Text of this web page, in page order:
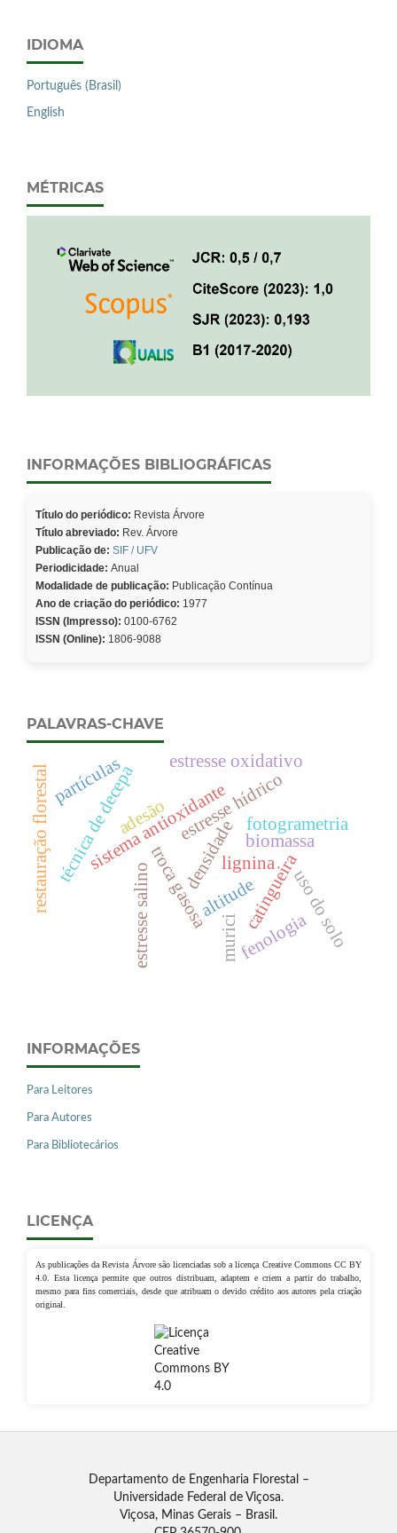
IDIOMA
Português (Brasil)
English
MÉTRICAS
INFORMAÇÕES BIBLIOGRÁFICAS
Título do periódico: Revista Árvore
Título abreviado: Rev. Árvore
Publicação de: SIF / UFV
Periodicidade: Anual
Modalidade de publicação: Publicação Contínua
Ano de criação do periódico: 1977
ISSN (Impresso): 0100-6762
ISSN (Online): 1806-9088
PALAVRAS-CHAVE
biomassa
densidade
sistema antioxidante
troca gasosa
técnica de decepa lignina
estresse salino catingueira
estresse hídrico
altitude
fotogrametria
estresse oxidativo
restauração florestal
fenologia
murici
adesão
uso do solo
partículas
INFORMAÇÕES
Para Leitores
Para Autores
Para Bibliotecários
LICENÇA
As publicações da Revista Árvore são licenciadas sob a licença Creative Commons CC BY
4.0. Esta licença permite que outros distribuam, adaptem e criem a partir do trabalho,
mesmo para fins comerciais, desde que atribuam o devido crédito aos autores pela criação
original.
Departamento de Engenharia Florestal –
Universidade Federal de Viçosa.
Viçosa, Minas Gerais – Brasil.